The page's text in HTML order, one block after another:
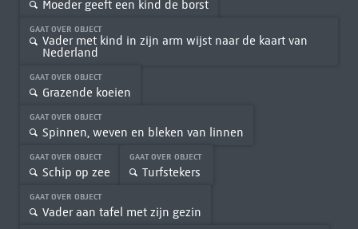
Moeder geeft een kind de borst
GAAT OVER OBJECT
Vader met kind in zijn arm wijst naar de kaart van
Nederland
GAAT OVER OBJECT
Grazende koeien
GAAT OVER OBJECT
Spinnen, weven en bleken van linnen
GAAT OVER OBJECT
Schip op zee
GAAT OVER OBJECT
Turfstekers
GAAT OVER OBJECT
Vader aan tafel met zijn gezin